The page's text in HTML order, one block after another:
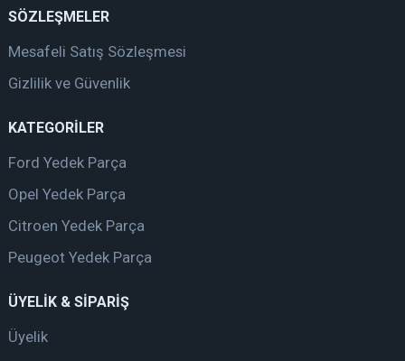
SÖZLEŞMELER
Mesafeli Satış Sözleşmesi
Gizlilik ve Güvenlik
KATEGORİLER
Ford Yedek Parça
Opel Yedek Parça
Citroen Yedek Parça
Peugeot Yedek Parça
ÜYELİK & SİPARİŞ
Üyelik